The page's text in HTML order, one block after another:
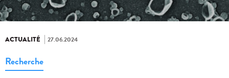
ACTUALITÉ 27.06.2024
Recherche